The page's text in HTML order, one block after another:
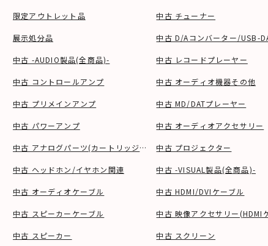
限定アウトレット品
展示処分品
中古 -AUDIO製品(全商品)-
中古 コントロールアンプ
中古 プリメインアンプ
中古 パワーアンプ
中古 アナログパーツ(カートリッジ、シェル等)
中古 ヘッドホン/イヤホン関連
中古 オーディオケーブル
中古 スピーカーケーブル
中古 スピーカー
中古 チューナー
中古 D/Aコンバーター/USB-
中古 レコードプレーヤー
中古 オーディオ機器その他
中古 MD/DATプレーヤー
中古 オーディオアクセサリー
中古 プロジェクター
中古 -VISUAL製品(全商品)-
中古 HDMI/DVIケーブル
中古 映像アクセサリー(HDMI
中古 スクリーン